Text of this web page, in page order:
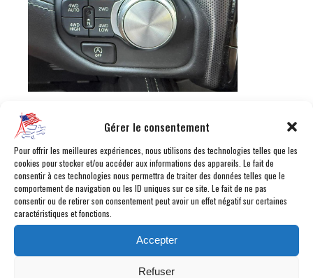
Gérer le consentement
Pour offrir les meilleures expériences, nous utilisons des technologies telles que les
cookies pour stocker et/ou accéder aux informations des appareils. Le fait de
consentir à ces technologies nous permettra de traiter des données telles que le
comportement de navigation ou les ID uniques sur ce site. Le fait de ne pas
consentir ou de retirer son consentement peut avoir un effet négatif sur certaines
caractéristiques et fonctions.
Accepter
Refuser